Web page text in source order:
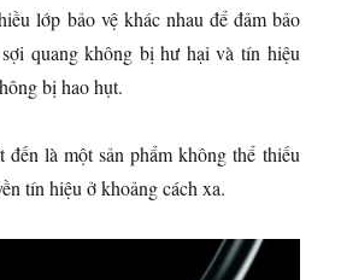
lớp bảo vệ khác nhau để đảm bảo
quang không bị hư hại và tín hiệu
bị hao hụt.
đến là một sản phẩm không thể thiếu
tín hiệu ở khoảng cách xa.